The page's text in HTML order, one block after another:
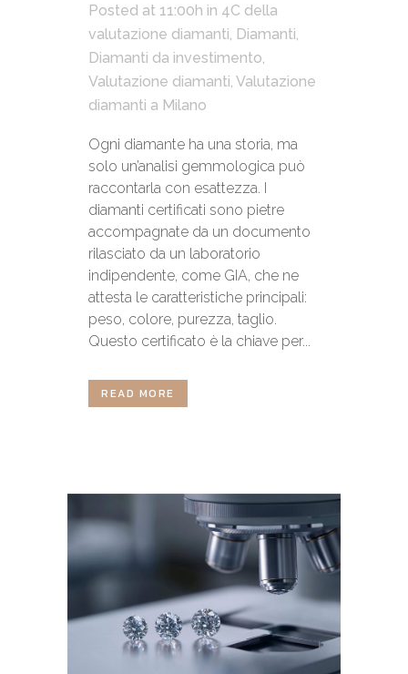
Posted at 11:00h in 4C della
valutazione diamanti, Diamanti,
Diamanti da investimento,
Valutazione diamanti, Valutazione
diamanti a Milano
Ogni diamante ha una storia, ma
solo un’analisi gemmologica può
raccontarla con esattezza. I
diamanti certificati sono pietre
accompagnate da un documento
rilasciato da un laboratorio
indipendente, come GIA, che ne
attesta le caratteristiche principali:
peso, colore, purezza, taglio.
Questo certificato è la chiave per...
READ MORE